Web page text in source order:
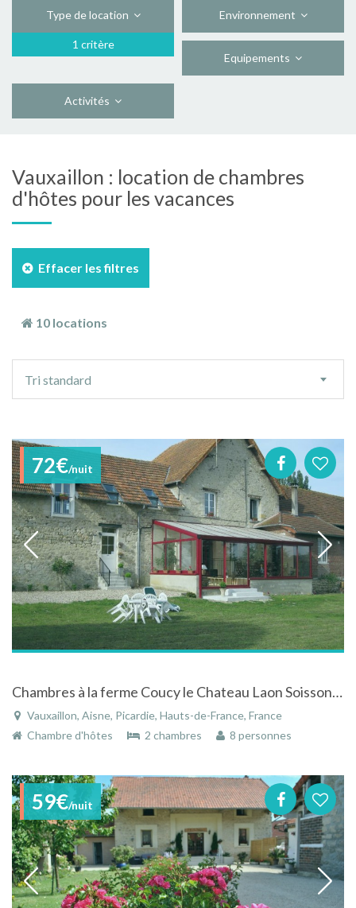
Type de location
1 critère
Environnement
Equipements
Activités
Vauxaillon : location de chambres
d'hôtes pour les vacances
Effacer les filtres
10 locations
tri
Tri standard
72€/nuit
Chambres à la ferme Coucy le Chateau Laon Soissons Chemin de Dames Chauny calme
Vauxaillon, Aisne, Picardie, Hauts-de-France, France
Chambre d'hôtes
2 chambres 8 personnes
59€/nuit